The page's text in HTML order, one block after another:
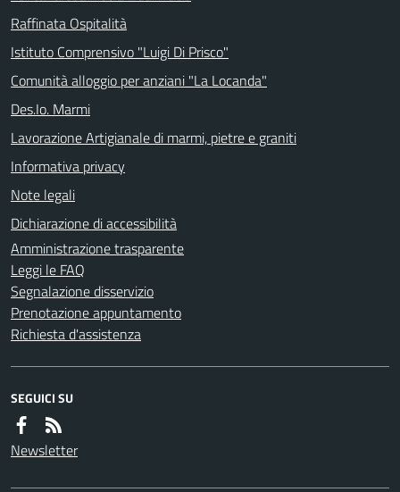
Raffinata Ospitalità
Istituto Comprensivo "Luigi Di Prisco"
Comunità alloggio per anziani "La Locanda"
Des.Io. Marmi
Lavorazione Artigianale di marmi, pietre e graniti
Informativa privacy
Note legali
Dichiarazione di accessibilità
Amministrazione trasparente
Leggi le FAQ
Segnalazione disservizio
Prenotazione appuntamento
Richiesta d'assistenza
SEGUICI SU
Newsletter